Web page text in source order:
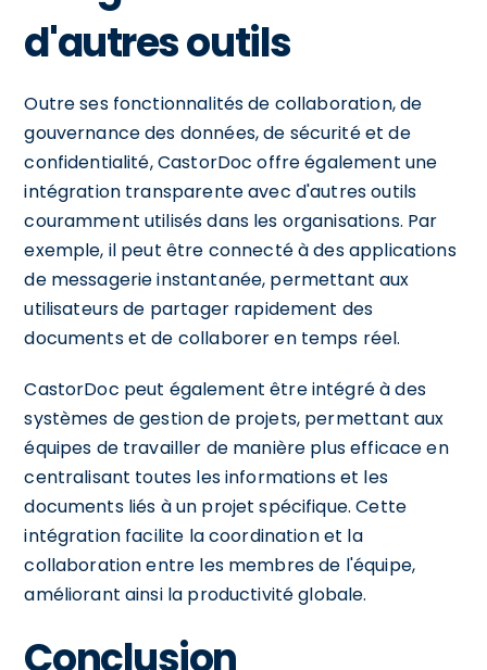
d'autres outils
Outre ses fonctionnalités de collaboration, de
gouvernance des données, de sécurité et de
confidentialité, CastorDoc offre également une
intégration transparente avec d'autres outils
couramment utilisés dans les organisations. Par
exemple, il peut être connecté à des applications
de messagerie instantanée, permettant aux
utilisateurs de partager rapidement des
documents et de collaborer en temps réel.
CastorDoc peut également être intégré à des
systèmes de gestion de projets, permettant aux
équipes de travailler de manière plus efficace en
centralisant toutes les informations et les
documents liés à un projet spécifique. Cette
intégration facilite la coordination et la
collaboration entre les membres de l'équipe,
améliorant ainsi la productivité globale.
Conclusion